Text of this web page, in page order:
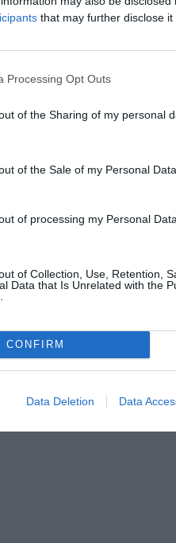
that may further disclose it
Processing Opt Outs
of the Sharing of my personal
of the Sale of my Personal Data.
of processing my Personal
of Collection, Use, Retention,
Data that Is Unrelated with the
CONFIRM
Data Deletion Data
γαστροσκόπηση ή
θα πρέπει να μην
από πριν με το
νερό.